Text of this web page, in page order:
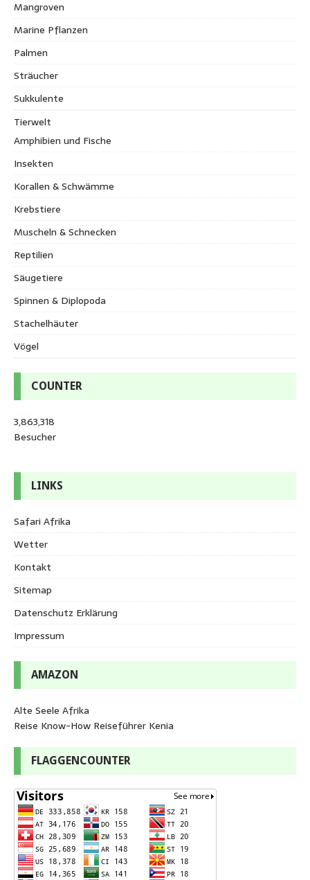
Mangroven
Marine Pflanzen
Palmen
Sträucher
Sukkulente
Tierwelt
Amphibien und Fische
Insekten
Korallen & Schwämme
Krebstiere
Muscheln & Schnecken
Reptilien
Säugetiere
Spinnen & Diplopoda
Stachelhäuter
Vögel
COUNTER
3,863,318
Besucher
LINKS
Safari Afrika
Wetter
Kontakt
Sitemap
Datenschutz Erklärung
Impressum
AMAZON
Alte Seele Afrika
Reise Know-How Reiseführer Kenia
FLAGGENCOUNTER